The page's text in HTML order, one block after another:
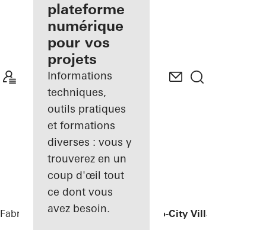
de façades
inscrit
Découvrez
Mon
Espace de
travail
plateforme
numérique
pour vos
projets
Informations
techniques,
outils pratiques
et formations
diverses : vous y
trouverez en un
coup d'œil tout
ce dont vous
avez besoin.
Fabricants RéférencesLuxelakes Eco-City Villa